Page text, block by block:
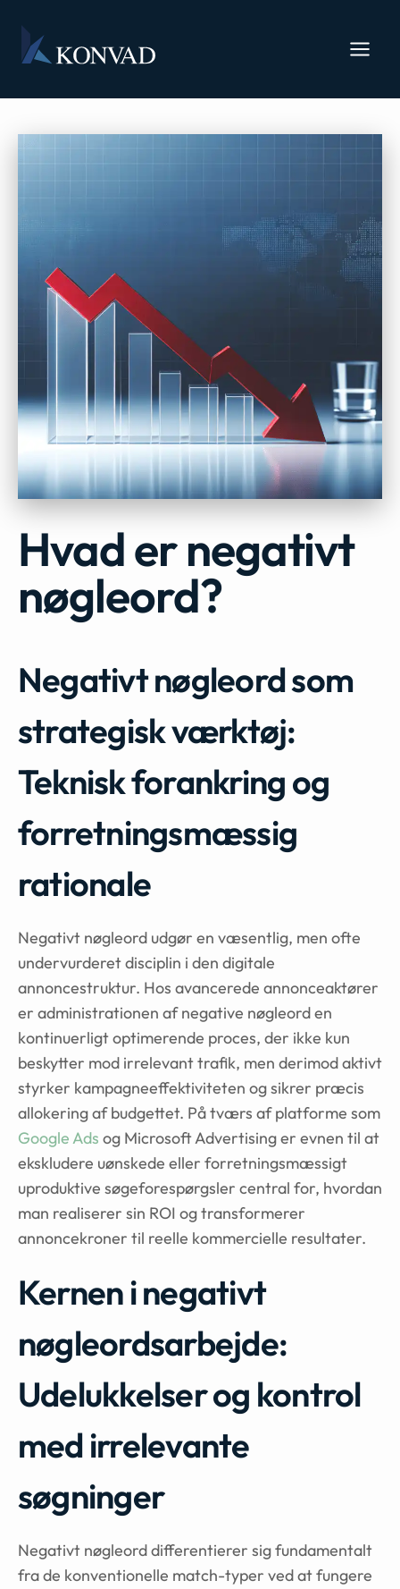
Hvad er negativt
nøgleord?
Negativt nøgleord som
strategisk værktøj:
Teknisk forankring og
forretningsmæssig
rationale
Negativt nøgleord udgør en væsentlig, men ofte
undervurderet disciplin i den digitale
annoncestruktur. Hos avancerede annonceaktører
er administrationen af negative nøgleord en
kontinuerligt optimerende proces, der ikke kun
beskytter mod irrelevant trafik, men derimod aktivt
styrker kampagneeffektiviteten og sikrer præcis
allokering af budgettet. På tværs af platforme som
Google Ads og Microsoft Advertising er evnen til at
ekskludere uønskede eller forretningsmæssigt
uproduktive søgeforespørgsler central for, hvordan
man realiserer sin ROI og transformerer
annoncekroner til reelle kommercielle resultater.
Kernen i negativt
nøgleordsarbejde:
Udelukkelser og kontrol
med irrelevante
søgninger
Negativt nøgleord differentierer sig fundamentalt
fra de konventionelle match-typer ved at fungere